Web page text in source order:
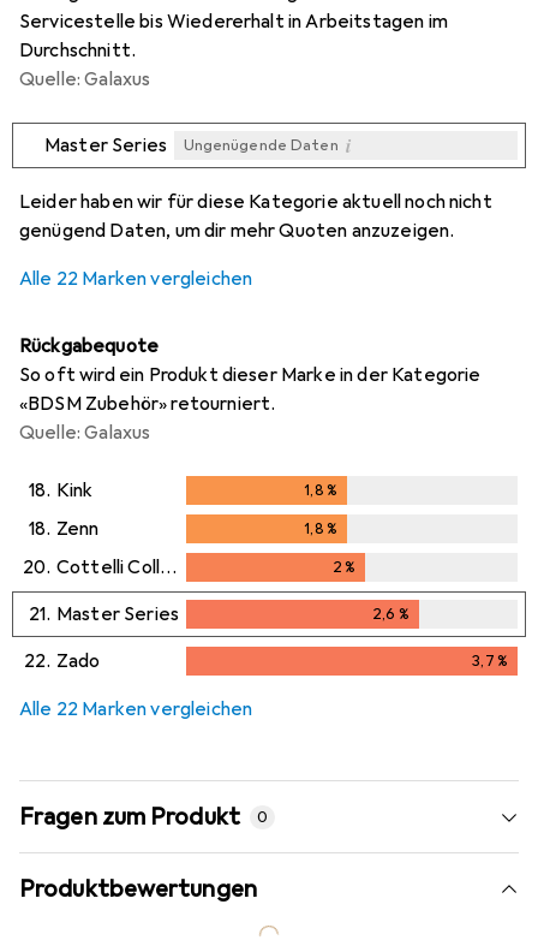
Servicestelle bis Wiedererhalt in Arbeitstagen im
Durchschnitt.
Quelle: Galaxus
Master Series Ungenügende Daten i
Leider haben wir für diese Kategorie aktuell noch nicht
genügend Daten, um dir mehr Quoten anzuzeigen.
Alle 22 Marken vergleichen
Rückgabequote
So oft wird ein Produkt dieser Marke in der Kategorie
«BDSM Zubehör» retourniert.
Quelle: Galaxus
18. Kink 1,8%
18. Zenn 1,8%
20. Cottelli Collection 2%
21. Master Series 2,6 %
22. Zado 3,7%
Alle 22 Marken vergleichen
Fragen zum Produkt 0
Produktbewertungen